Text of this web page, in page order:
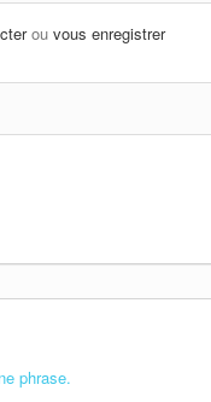
ou vous enregistrer
phrase.